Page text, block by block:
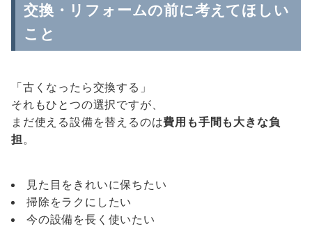
交換・リフォームの前に考えてほしい
こと
「古くなったら交換する」
それもひとつの選択ですが、
まだ使える設備を替えるのは費用も手間も大きな負
担。
見た目をきれいに保ちたい
掃除をラクにしたい
今の設備を長く使いたい